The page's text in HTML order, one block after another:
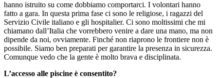
hanno istruito su come dobbiamo comportarci. I volontari hanno
fatto a gara. In questa prima fase ci sono le religiose, i ragazzi del
Servizio Civile italiano e gli hospitalier. Ci sono moltissimi che mi
chiamano dall’Italia che vorrebbero venire a dare una mano, ma non
dipende da noi, ovviamente. Finché non riaprono le frontiere non è
possibile. Siamo ben preparati per garantire la presenza in sicurezza.
Comunque vedo che la gente è molto brava e disciplinata.
L’accesso alle piscine è consentito?